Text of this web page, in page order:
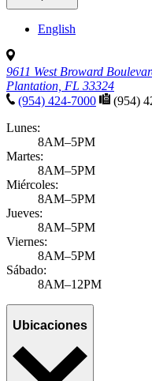
English
9611 West Broward
Plantation, FL 33324
(954) 424-7000
(954)
Lunes:
8AM–5PM
Martes:
8AM–5PM
Miércoles:
8AM–5PM
Jueves:
8AM–5PM
Viernes:
8AM–5PM
Sábado:
8AM–12PM
Ubicaciones